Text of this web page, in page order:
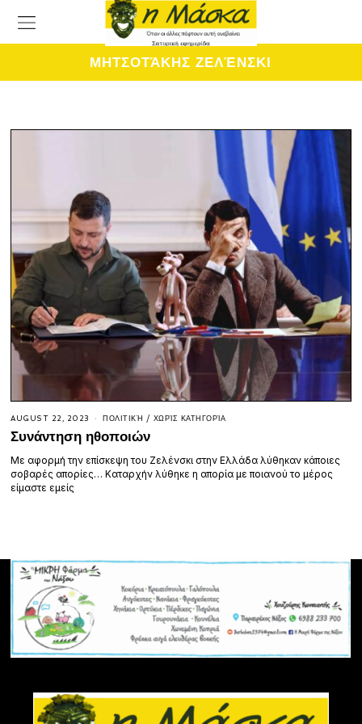
ΜΗΤΣΟΤΆΚΗΣ ΖΕΛΈΝΣΚΙ
AUGUST 22, 2023 ΠΟΛΙΤΙΚΉ / ΧΩΡΊΣ ΚΑΤΗΓΟΡΊΑ
Συνάντηση ηθοποιών
Με αφορμή την επίσκεψη του Ζελένσκι στην Ελλάδα λύθηκαν κάποιες
σοβαρές απορίες… Καταρχήν λύθηκε η απορία με ποιανού το μέρος
είμαστε εμείς